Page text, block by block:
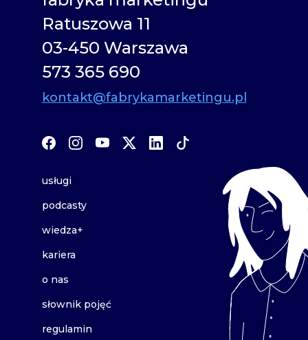
Ratuszowa 11
03-450 Warszawa
573 365 690
kontakt@fabrykamarketingu.pl
usługi
podcasty
wiedza+
kariera
o nas
słownik pojęć
regulamin